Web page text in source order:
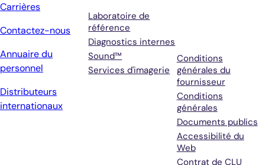
Carrières
Contactez-nous
Annuaire du
personnel
Distributeurs
internationaux
Laboratoire de
référence
Diagnostics internes
Sound™
Services d'imagerie
Conditions
générales du
fournisseur
Conditions
générales
Documents publics
Accessibilité du
Web
Contrat de CLU